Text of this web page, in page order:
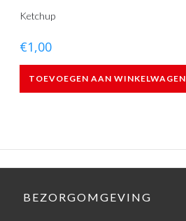
Ketchup
€1,00
TOEVOEGEN AAN WINKELWAGEN
BEZORGOMGEVING